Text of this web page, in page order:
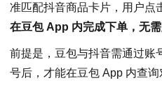
准匹配抖音商品卡片，用户点
在豆包 App 内完成下单，无需
前提是，豆包与抖音需通过账
号后，才能在豆包 App 内查询